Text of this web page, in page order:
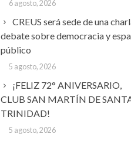
6 agosto, 2026
CREUS será sede de una
debate sobre democracia y
público
5 agosto, 2026
¡FELIZ 72° ANIVERSARIO,
CLUB SAN MARTÍN DE
TRINIDAD!
5 agosto, 2026